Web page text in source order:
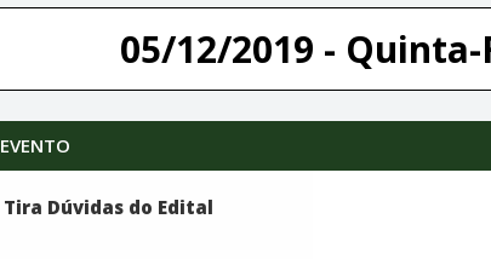
05/12/2019 - Quinta-
EVENTO
Tira Dúvidas do Edital